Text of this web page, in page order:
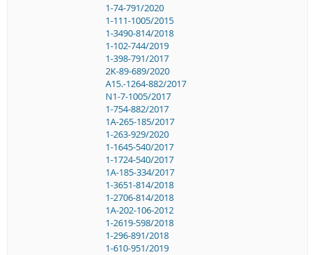
1-74-791/2020
1-111-1005/2015
1-3490-814/2018
1-102-744/2019
1-398-791/2017
2K-89-689/2020
A15.-1264-882/2017
N1-7-1005/2017
1-754-882/2017
1A-265-185/2017
1-263-929/2020
1-1645-540/2017
1-1724-540/2017
1A-185-334/2017
1-3651-814/2018
1-2706-814/2018
1A-202-106-2012
1-2619-598/2018
1-296-891/2018
1-610-951/2019